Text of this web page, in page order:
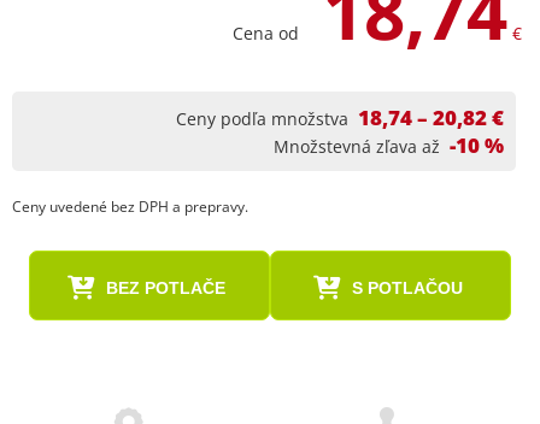
Cena od €
Ceny podľa množstva 18,74 – 20,82 €
Množstevná zľava až -10 %
Ceny uvedené bez DPH a prepravy.
BEZ POTLAČE S POTLAČOU